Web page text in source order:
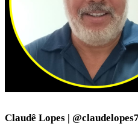
Claudê Lopes |